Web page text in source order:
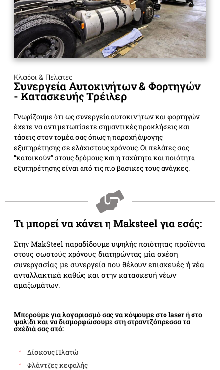
Κλάδοι & Πελάτες
Συνεργεία Αυτοκινήτων & Φορτηγών
- Κατασκευής Τρέιλερ
Γνωρίζουμε ότι ως συνεργεία αυτοκινήτων και φορτηγών
έχετε να αντιμετωπίσετε σημαντικές προκλήσεις και
τάσεις στον τομέα σας όπως η παροχή άψογης
εξυπηρέτησης σε ελάχιστους χρόνους. Οι πελάτες σας
“κατοικούν” στους δρόμους και η ταχύτητα και ποιότητα
εξυπηρέτησης είναι από τις πιο βασικές τους ανάγκες.
Τι μπορεί να κάνει η Maksteel για εσάς:
Στην MakSteel παραδίδουμε υψηλής ποιότητας προϊόντα
στους σωστούς χρόνους διατηρώντας μία σχέση
συνεργασίας με συνεργεία που θέλουν επισκευές ή νέα
ανταλλακτικά καθώς και στην κατασκευή νέων
αμαξωμάτων.
Μπορούμε για λογαριασμό σας να κόψουμε στο laser ή στο
ψαλίδι και να διαμορφώσουμε στη στραντζόπρεσσα τα
σχέδιά σας από:
Δίσκους Πλατώ
Φλάντζες κεφαλής